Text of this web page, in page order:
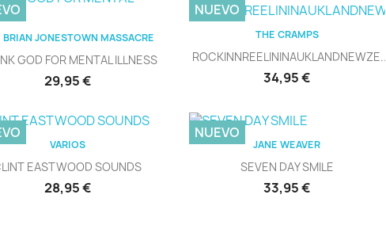
Vista rápida
BRIAN JONESTOWN MASSACRE
GOD FOR MENTAL ILLNESS
Precio
29,95 €
Vista rápida
THE CRAMPS
ROCKINNREELININAUKLANDNEWZE...
Precio
34,95 €
NUEVO
 Vista rápida
VARIOS
EASTWOOD SOUNDS
Precio
28,95 €
Vista rápida
JANE WEAVER
SEVEN DAY SMILE
Precio
33,95 €
NUEVO